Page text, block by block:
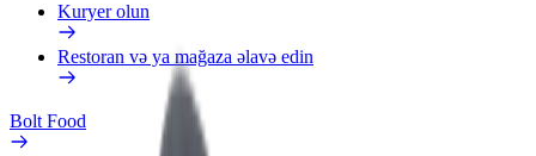
Kuryer olun
Restoran və ya mağaza əlavə edin
Bolt Food